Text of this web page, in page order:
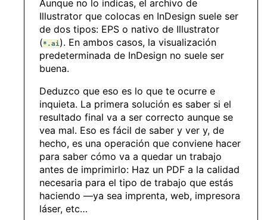
Aunque no lo indicas, el archivo de
Illustrator que colocas en InDesign suele ser
de dos tipos: EPS o nativo de Illustrator
(*.ai ). En ambos casos, la visualización
predeterminada de InDesign no suele ser
buena.
Deduzco que eso es lo que te ocurre e
inquieta. La primera solución es saber si el
resultado final va a ser correcto aunque se
vea mal. Eso es fácil de saber y ver y, de
hecho, es una operación que conviene hacer
para saber cómo va a quedar un trabajo
antes de imprimirlo: Haz un PDF a la calidad
necesaria para el tipo de trabajo que estás
haciendo —ya sea imprenta, web, impresora
láser, etc…